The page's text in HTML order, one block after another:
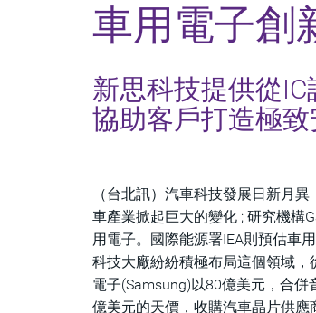
車用電子創
新思科技提供從
協助客戶打造極
（台北訊）汽車科技發展日新月
車產業掀起巨大的變化 ; 研究機構
用電子。國際能源署IEA則預估車
科技大廠紛紛積極布局這個領域
電子(Samsung)以80億美元，合
億美元的天價，收購汽車晶片供應